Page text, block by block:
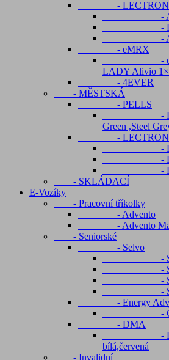
- LECTRON
- Altezza
- Lectron
- Altezza
- eMRX
-
LADY Alivio
- 4EVER
- MĚSTSKÁ
- PELLS
- Pells
Green ,Steel
- LECTRON
- Lectron
- Lectron
- Lectron
- SKLÁDACÍ
E-Vozíky
- Pracovní tříkolky
- Advento
- Advento
- Seniorské
- Selvo
- Selvo
- Selvo
- Selvo
-
- Energy
-
- DMA
- DMA
bílá,červená
- Invalidní